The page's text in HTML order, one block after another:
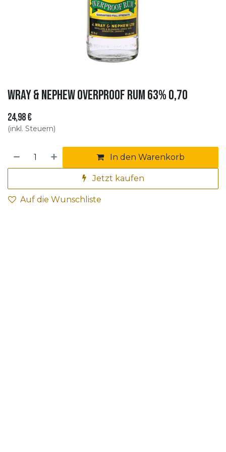
Wray & Nephew Overproof Rum 63% 0,70
24,98€
(inkl. Steuern)
In den Warenkorb
Jetzt kaufen
Auf die Wunschliste